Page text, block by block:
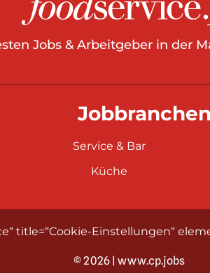
Jobs & Arbeitgeber in der
Jobbranchen
Service & Bar
Küche
title=“Cookie-Einstellungen“
© 2026 | www.cp.jobs